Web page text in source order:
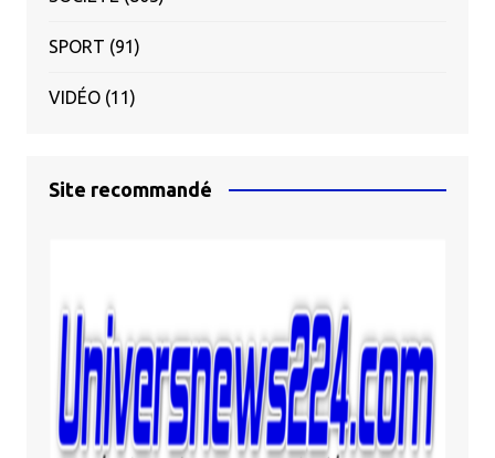
SPORT (91)
VIDÉO(11)
Site recommandé